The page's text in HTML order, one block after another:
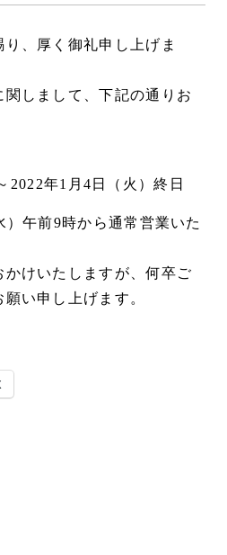
、厚く御礼申し上げま
しまして、下記の通りお
2022年1月4日（火）終日
午前9時から通常営業いた
けいたしますが、何卒ご
い申し上げます。